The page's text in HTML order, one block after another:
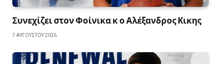
Συνεχίζει στον Φοίνικα κ ο Αλέξανδρος Κικης
7 ΑΥΓΟΎΣΤΟΥ 2026